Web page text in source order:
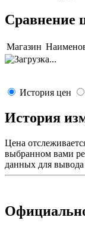
Сравнение
Магазин
История цен
История
Цена
выбранном вами
данных для